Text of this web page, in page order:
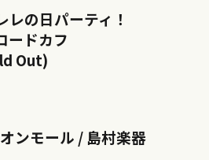
の日パーティ！
ードカフ
Out)
ンモール / 島村楽器